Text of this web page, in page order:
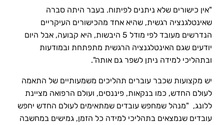
"אין כישורים שלא ניתנים לפיתוח. בעבר היתה סברה
שאינטלגנציה רגשית, שהיא אחד מהכישורים העיקריים
הנדרשים מעובד לפי מודל 5 היבשות, היא קבועה, אבל היום
יודעים שגם האינטלגנציה הרגשית מתפתחת ובמודעות
ובתהליכי למידה ניתן לשפר גם אותה".
יש מקצועות שכבר עוברים תהליכים משמעותיים של התאמה
לעולם החדש, כמו בנקאות, פיננסים, ועולם הרפואה מציינת
ללונג, "מנהל שמחפש עובדים שמתאימים לעולם החדש יחפש
עובדים שנמצאים בתהליכי למידה כל הזמן, גמישים במחשבה